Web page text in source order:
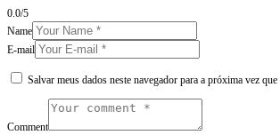
0.0/5
Name
E-mail
Salvar meus dados neste navegador para a próxima vez que
Comment